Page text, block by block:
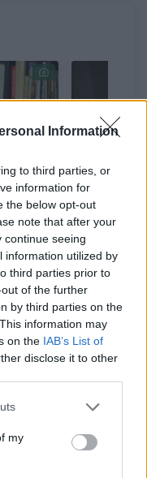
Information
to third parties, or
information for
the below opt-out
note that after your
continue seeing
information utilized by
third parties prior to
of the further
by third parties on the
information may
on the IAB’s List of
disclose it to other
my
S.
su
S.
bijo, ar
iniciatyvos
narė pažymėjo,
ką tirti ir ko